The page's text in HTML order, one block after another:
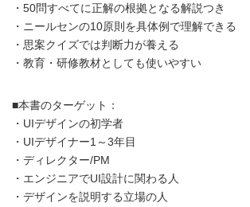
・50問すべてに正解の根拠となる解説つき
・ニールセンの10原則を具体例で理解できる
・思案クイズでは判断力が養える
・教育・研修教材としても使いやすい
■本書のターゲット：
・UIデザインの初学者
・UIデザイナー1～3年目
・ディレクター/PM
・エンジニアでUI設計に関わる人
・デザインを説明する立場の人